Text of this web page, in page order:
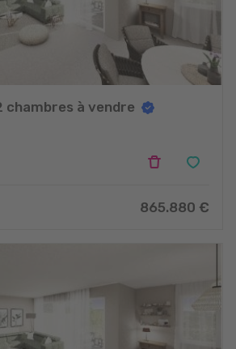
à vendre
865.880 €